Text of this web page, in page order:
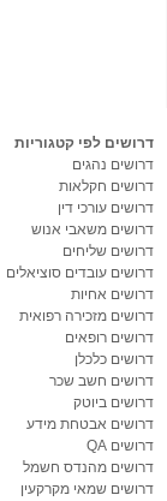
דרושים לפי קטגוריות
דרושים נהגים
דרושים חקלאות
דרושים עורכי דין
דרושים משאבי אנוש
דרושים שליחים
דרושים עובדים סוציאלים
דרושים אחיות
דרושים מזכירה רפואית
דרושים רופאים
דרושים כלכלן
דרושים חשב שכר
דרושים ביוטק
דרושים אבטחת מידע
דרושים QA
דרושים מהנדס חשמל
דרושים שמאי מקרקעין